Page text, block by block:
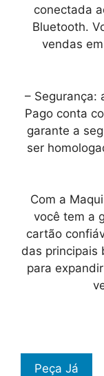
conectada
Bluetooth.
vendas
– Segurança:
Pago conta
garante a
ser
Com a
você tem a
cartão
das principais
para
Peça Já